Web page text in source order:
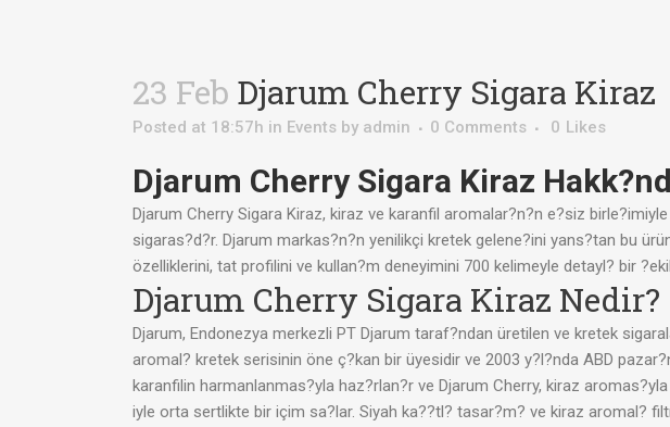
23 Feb Djarum Cherry Sigara Kiraz
Posted at 18:57h in Events by admin 0 Comments 0 Likes
Djarum Cherry Sigara Kiraz
Djarum Cherry Sigara Kiraz, kiraz ve karanfil aromalar?n?n e?siz
sigaras?d?r. Djarum markas?n?n yenilikçi kretek gelene?ini yans?tan bu
özelliklerini, tat profilini ve kullan?m deneyimini 700 kelimeyle detayl? bir
Djarum Cherry Sigara Kiraz Nedir?
Djarum, Endonezya merkezli PT Djarum taraf?ndan üretilen ve kretek
aromal? kretek serisinin öne ç?kan bir üyesidir ve 2003 y?l?nda ABD
karanfilin harmanlanmas?yla haz?rlan?r ve Djarum Cherry, kiraz
iyle orta sertlikte bir içim sa?lar. Siyah ka??tl? tasar?m? ve kiraz aromal?